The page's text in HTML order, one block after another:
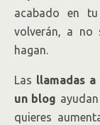
acabado en
volverán, a no
hagan.
Las llamadas
un blog
quieres